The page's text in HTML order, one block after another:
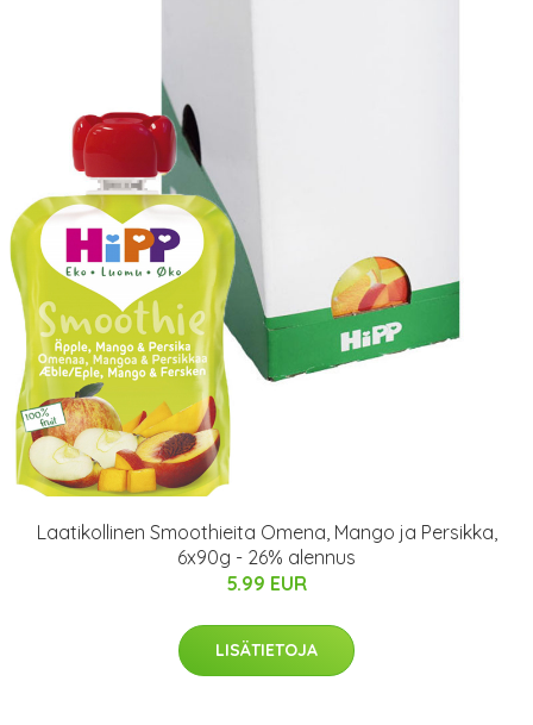
Laatikollinen Smoothieita Omena, Mango ja Persikka,
6x90g - 26% alennus
5.99 EUR
LISÄTIETOJA